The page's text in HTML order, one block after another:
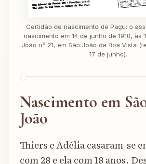
Certidão de nascimento de Pagu: o
nascimento em 14 de junho de 1910, às
João nº 21, em São João da Boa Vista
17 de junho).
Nascimento em
João
Thiers e Adélia casaram-se
com 28 e ela com 18 anos.